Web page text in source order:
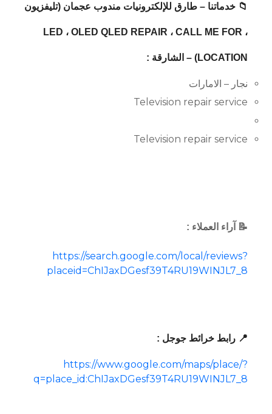
📁 خدماتنا – طارق للإلكترونيات مندوب عجمان (تليفزيون
، LED ، OLED QLED REPAIR ، CALL ME FOR
LOCATION) – الشارقة :
نجار – الامارات
Television repair service
Television repair service
📝 آراء العملاء :
https://search.google.com/local/reviews?
placeid=ChIJaxDGesf39T4RU19WINJL7_8
📍 رابط خرائط جوجل :
https://www.google.com/maps/place/?
q=place_id:ChIJaxDGesf39T4RU19WINJL7_8